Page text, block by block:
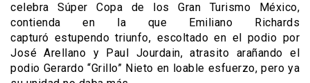
celebra Súper Copa de los Gran Turismo México,
contienda en la que Emiliano Richards
capturó estupendo triunfo, escoltado en el podio por
José Arellano y Paul Jourdain, atrasito arañando el
podio Gerardo “Grillo” Nieto en loable esfuerzo, pero ya